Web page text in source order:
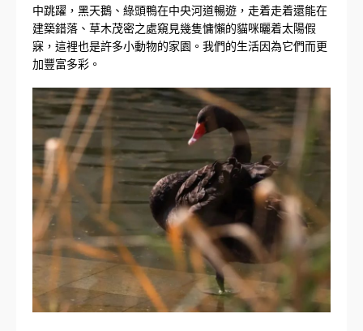
中跳躍，黑天鵝、綠頭鴨在中央河道暢遊，走着走着還能在
建築錯落、草木茂密之處窺見幾隻慵懶的貓咪曬着太陽假
寐，這裡也是許多小動物的家園。我們的生活因為它們而更
加豐富多彩。